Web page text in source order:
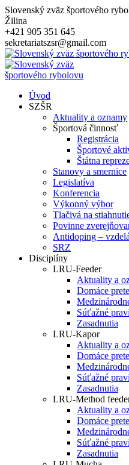
Slovenský zväz športového
Žilina
+421 905 351 645
sekretariatszsr@gmail.com
Úvod
SZŠR
Aktuality a oznamy
Športová činnosť
Registrácia
Športové
Štátna
Stanovy a smernice
Legislatíva
Konferencia
Výkonný výbor
Tlačivá na
Povinne
Antidoping –
SRZ
Disciplíny
LRU-Feeder
Aktuality a
Domáce
Súťažné
Zasadnutia
LRU-Kapor
Aktuality a
Domáce
Súťažné
Zasadnutia
LRU-Method
Aktuality a
Domáce
Súťažné
Zasadnutia